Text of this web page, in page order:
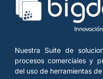
Nuestra Suite de
procesos comerciales y
del uso de herramientas